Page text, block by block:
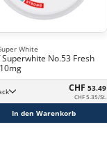
White
No.53 Fresh
CHF 53.49
CHF 5.35/St.
In den Warenkorb